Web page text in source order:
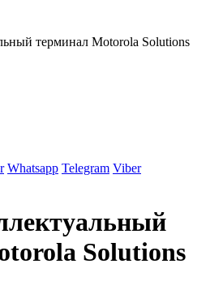
терминал Motorola Solutions
Whatsapp Telegram Viber
Solutions